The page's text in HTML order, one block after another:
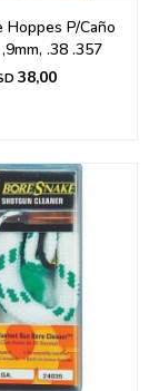
Hoppes P/Caño
.38 .357
38,00